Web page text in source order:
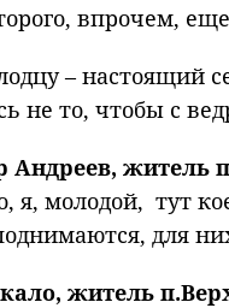
впрочем,
– настоящий
не то, чтобы с
Андреев, житель
я, молодой, тут
для
житель